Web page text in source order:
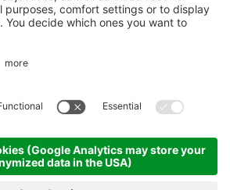
Familienhotel Kreuzwirt
Sitemap
Datenschutzerklärung
Cookie Einstellungen
produced by